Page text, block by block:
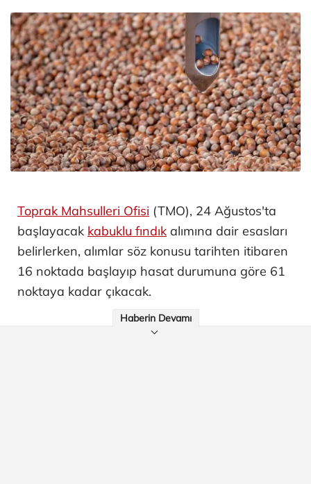
Toprak Mahsulleri Ofisi (TMO), 24 Ağustos'ta
başlayacak kabuklu fındık alımına dair esasları
belirlerken, alımlar söz konusu tarihten itibaren
16 noktada başlayıp hasat durumuna göre 61
noktaya kadar çıkacak.
Haberin Devamı